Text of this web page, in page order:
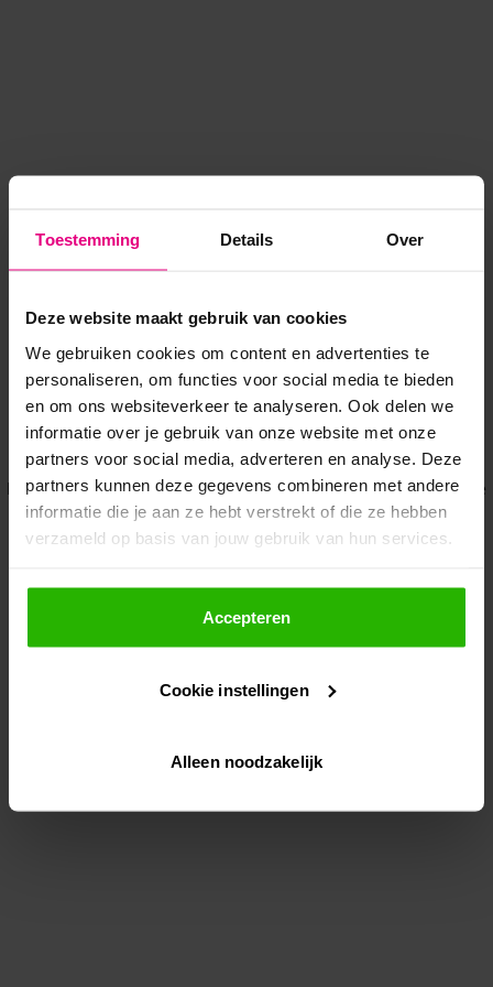
Toestemming Details Over
Deze website maakt gebruik van cookies
We gebruiken cookies om content en advertenties te
personaliseren, om functies voor social media te bieden
en om ons websiteverkeer te analyseren. Ook delen we
informatie over je gebruik van onze website met onze
partners voor social media, adverteren en analyse. Deze
partners kunnen deze gegevens combineren met andere
informatie die je aan ze hebt verstrekt of die ze hebben
verzameld op basis van jouw gebruik van hun services.
Als je op "Accepteer" klikt, dan geef je Voordeeluitjes.nl
toestemming om cookies voor social media en
gepersonaliseerde advertenties te plaatsen.
Lees hier meer over in onsprivacybeleid
Via "Cookie instellingen" kun je ook zelf instellen welke
Accepteren
Cookie instellingen
Alleen noodzakelijk
Application error: a client-side exception has occurred while
loadingwww.voordeeluitjes.nl (see the browser console for more
information).